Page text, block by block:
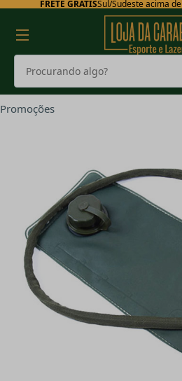
FRETE GRÁTISSul/Sudeste acima de
Promoções